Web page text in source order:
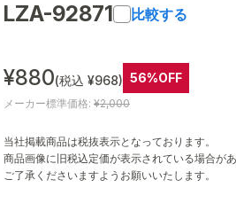
LZA-92871 比較する
¥880(税込 ¥968) 56%OFF
メーカー標準価格: ¥2,000
当社掲載商品は税抜表示となっております。
商品画像に旧税込定価が表示されている場合があ
ご了承くださいますようお願いいたします。